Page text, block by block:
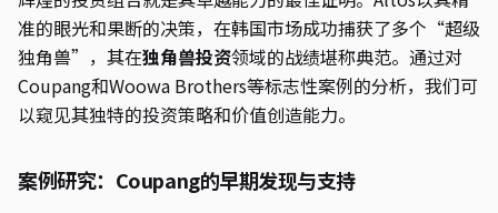
准的眼光和果断的决策，在韩国市场成功捕获了多个“超级
独角兽”，其在独角兽投资领域的战绩堪称典范。通过对
Coupang和Woowa Brothers等标志性案例的分析，我们可
以窥见其独特的投资策略和价值创造能力。
案例研究：Coupang的早期发现与支持